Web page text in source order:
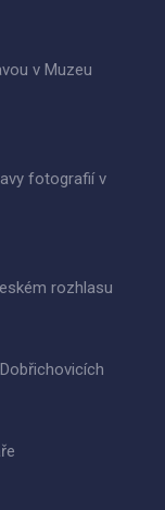
v Muzeu
fotografií v
rozhlasu